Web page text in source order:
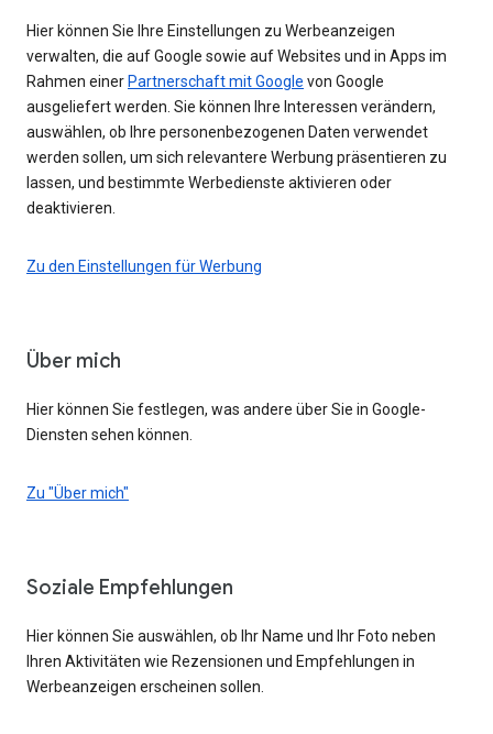
Hier können Sie Ihre Einstellungen zu Werbeanzeigen
verwalten, die auf Google sowie auf Websites und in Apps im
Rahmen einer Partnerschaft mit Google von Google
ausgeliefert werden. Sie können Ihre Interessen verändern,
auswählen, ob Ihre personenbezogenen Daten verwendet
werden sollen, um sich relevantere Werbung präsentieren zu
lassen, und bestimmte Werbedienste aktivieren oder
deaktivieren.
Zu den Einstellungen für Werbung
Über mich
Hier können Sie festlegen, was andere über Sie in Google-
Diensten sehen können.
Zu "Über mich"
Soziale Empfehlungen
Hier können Sie auswählen, ob Ihr Name und Ihr Foto neben
Ihren Aktivitäten wie Rezensionen und Empfehlungen in
Werbeanzeigen erscheinen sollen.